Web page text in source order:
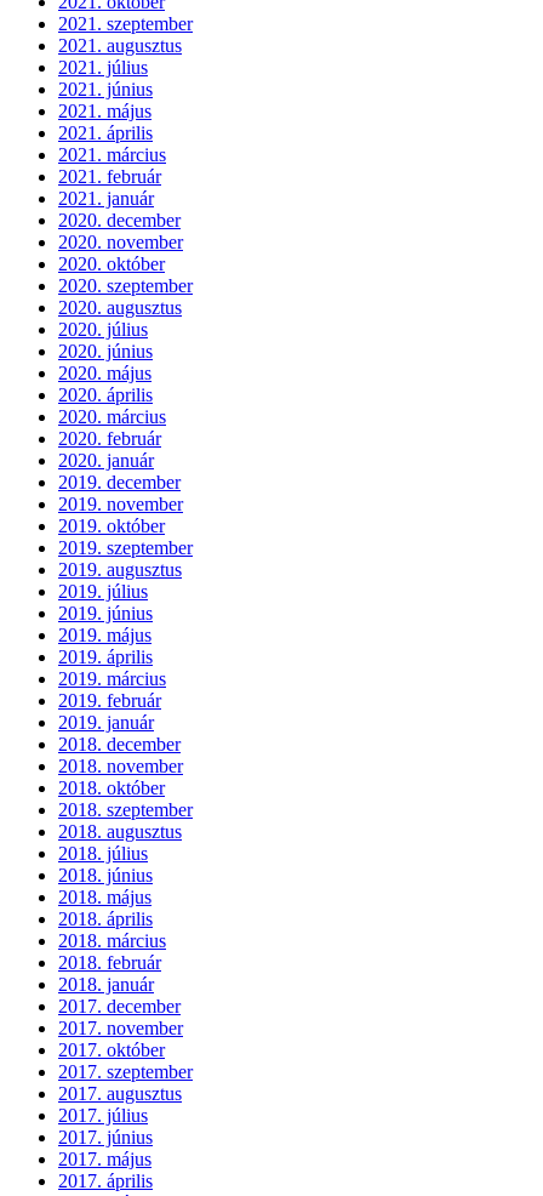
2021. szeptember
2021. augusztus
2021. július
2021. június
2021. május
2021. április
2021. március
2021. február
2021. január
2020. december
2020. november
2020. október
2020. szeptember
2020. augusztus
2020. július
2020. június
2020. május
2020. április
2020. március
2020. február
2020. január
2019. december
2019. november
2019. október
2019. szeptember
2019. augusztus
2019. július
2019. június
2019. május
2019. április
2019. március
2019. február
2019. január
2018. december
2018. november
2018. október
2018. szeptember
2018. augusztus
2018. július
2018. június
2018. május
2018. április
2018. március
2018. február
2018. január
2017. december
2017. november
2017. október
2017. szeptember
2017. augusztus
2017. július
2017. június
2017. május
2017. április